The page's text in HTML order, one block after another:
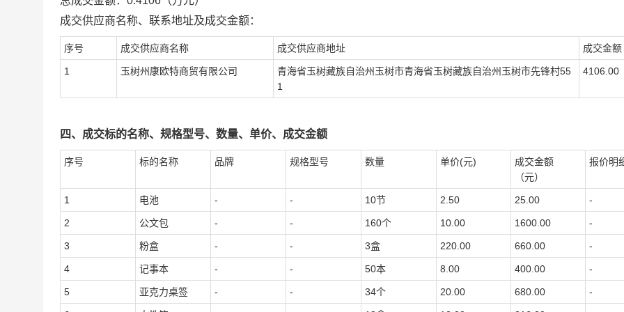
成交供应商名称、联系地址及成交金额：
序号 成交供应商名称 成交供应商地址 成交金额
1 玉树州康欧特商贸有限公司
青海省玉树藏族自治州玉树市青海省玉树藏族自治州玉树市先锋村55
1
4106.00
四、成交标的名称、规格型号、数量、单价、成交金额
序号 标的名称 品牌 规格型号 数量 单价(元)
成交金额
（元）
报价明
1 电池 - - 10节 2.50 25.00 -
2 公文包 - - 160个 10.00 1600.00 -
3 粉盒 - - 3盒 220.00 660.00 -
4 记事本 - - 50本 8.00 400.00 -
5 亚克力桌签 - - 34个 20.00 680.00 -